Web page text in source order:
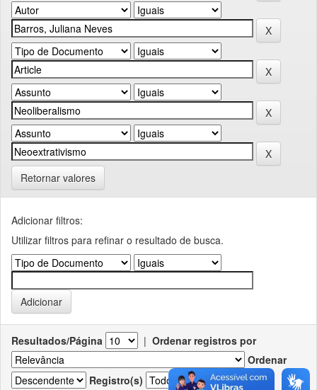
Retornar valores
Adicionar filtros:
Utilizar filtros para refinar o resultado de busca.
Resultados/Página | Ordenar registros por
Ordenar
Registro(s)